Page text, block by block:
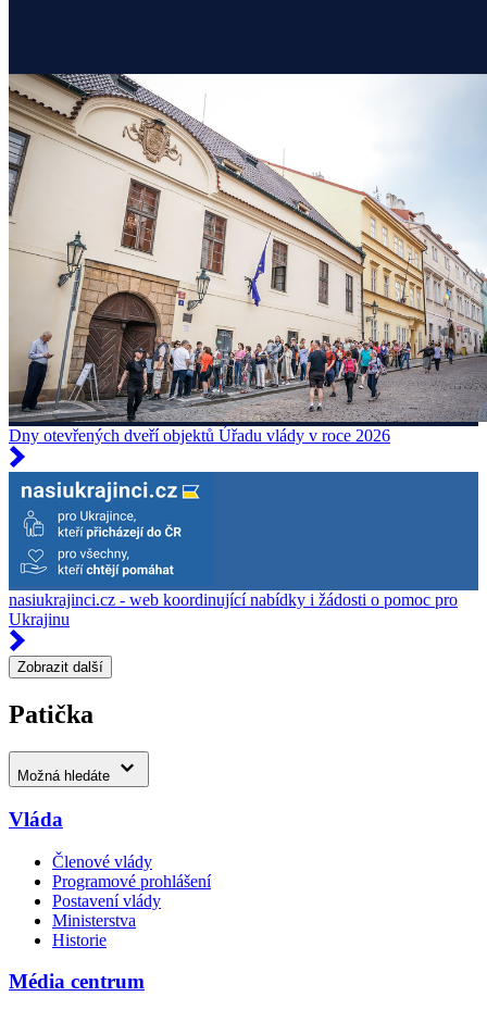
Dny otevřených dveří objektů Úřadu vlády v roce 2026
nasiukrajinci.cz - web koordinující nabídky i žádosti o pomoc pro
Ukrajinu
Zobrazit další
Patička
Možná hledáte
Vláda
Členové vlády
Programové prohlášení
Postavení vlády
Ministerstva
Historie
Média centrum